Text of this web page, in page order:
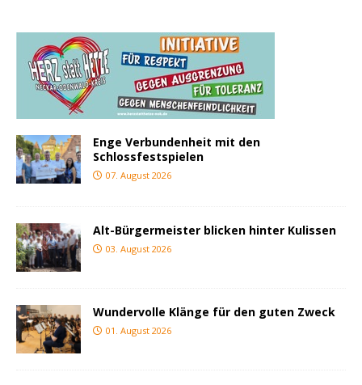
Enge Verbundenheit mit den
Schlossfestspielen
07. August 2026
Alt-Bürgermeister blicken hinter Kulissen
03. August 2026
Wundervolle Klänge für den guten Zweck
01. August 2026